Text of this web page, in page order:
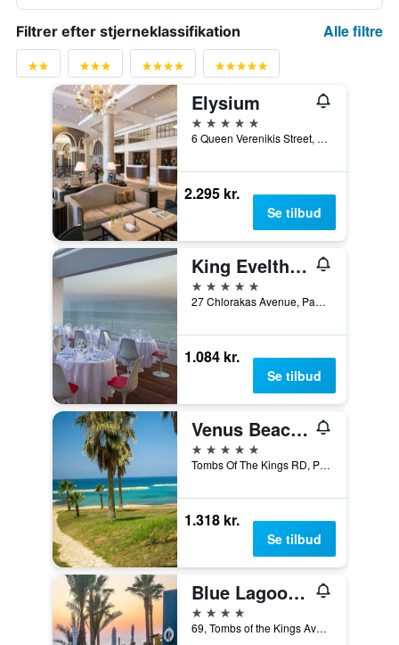
Filtrer efter stjerneklassifikation Alle filtre
Elysium
5 stjerner
6 Queen Verenikis Street, Paphos, Cypern
2.295 kr.
Se tilbud
King Evelthon Beach Hotel & Resort
5 stjerner
27 Chlorakas Avenue, Paphos, Cypern
1.084 kr.
Se tilbud
Venus Beach Hotel
5 stjerner
Tombs Of The Kings RD, Po Box 62309, Paphos, Cypern
1.318 kr.
Se tilbud
Blue Lagoon Kosher Hotel
4 stjerner
69, Tombs of the Kings Avenue, Paphos, Cypern